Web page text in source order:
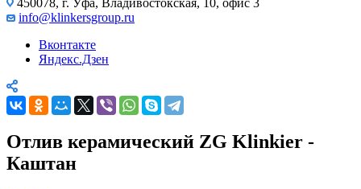
450078, г. Уфа, Владивостокская, 10, офис 3
info@klinkersgroup.ru
Вконтакте
Яндекс.Дзен
Отлив керамический ZG Klinkier -
Каштан